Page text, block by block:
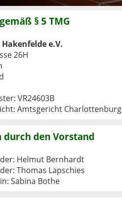
§ 5 TMG
Hakenfelde e.V.
26H
VR24603B
Amtsgericht Charlottenburg
den Vorstand
Helmut Bernhardt
Thomas Lapschies
Sabina Bothe